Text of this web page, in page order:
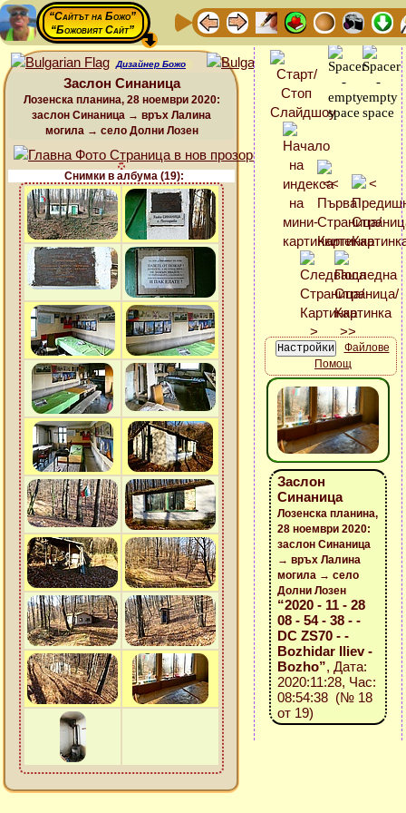
“Сайтът на Божо”
“Божовият Сайт”
Дизайнер Божо
Заслон Синаница
Лозенска планина, 28 ноември 2020:
заслон Синаница → връх Лалина
могила → село Долни Лозен
Снимки в албума (19):
Файлове
Помощ
Заслон
Синаница
Лозенска планина,
28 ноември 2020:
заслон Синаница
→ връх Лалина
могила → село
Долни Лозен
“2020 - 11 - 28
08 - 54 - 38 - -
DC ZS70 - -
Bozhidar Iliev -
Bozho”, Дата:
2020:11:28, Час:
08:54:38 (№ 18
от 19)